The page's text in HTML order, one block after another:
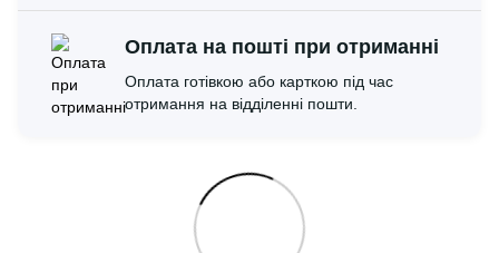
Оплата на пошті при отриманні
Оплата готівкою або карткою під час
отримання на відділенні пошти.